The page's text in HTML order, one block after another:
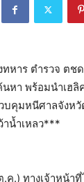
หาร ตำรวจ ตช
หา พร้อมนำเฮ
บคุมหนีศาลจังห
น้ำเหลว***
.ค.) ทางเจ้าหน้า